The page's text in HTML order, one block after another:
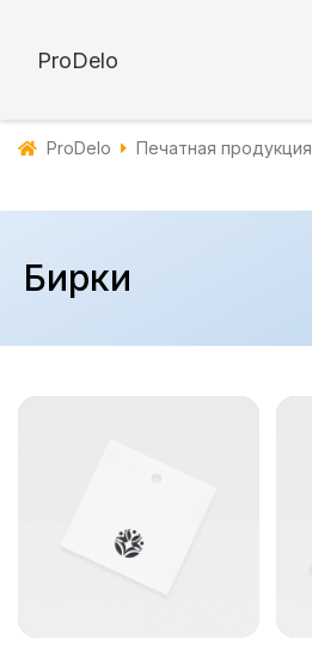
ProDelo
ProDelo Печатная продукция
Бирки